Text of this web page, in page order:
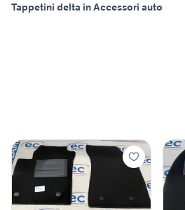
Tappetini delta in Accessori auto